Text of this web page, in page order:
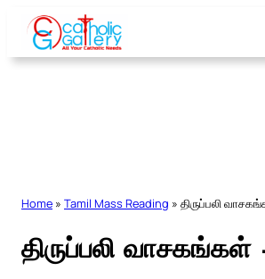
Skip
content
Home » Tamil Mass Reading » திருப்பலி
திருப்பலி வாசகங்கள்